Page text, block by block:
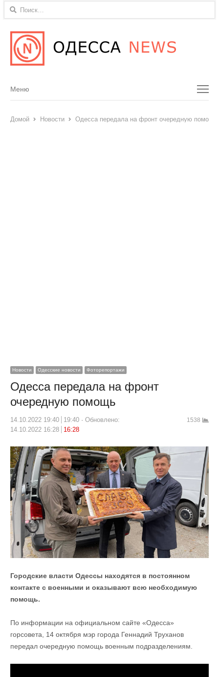
Найти:
Menu
Меню
Домой Новости Одесса передала на фронт очередную помощь
Новости Одесские новости Фоторепортажи
Одесса передала на фронт
очередную помощь
14.10.2022 19:40 19:40
Обновлено:
14.10.2022 16:28
16:28
1538
Городские власти Одессы находятся в постоянном
контакте с военными и оказывают всю необходимую
помощь.
По информации на официальном сайте «Одесса»
горсовета, 14 октября мэр города Геннадий Труханов
передал очередную помощь военным подразделениям.